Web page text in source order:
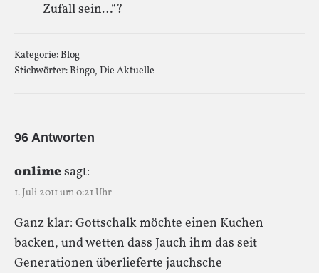
Zufall sein…“?
Kategorie:Blog
Stichwörter:Bingo, Die Aktuelle
96 Antworten
onlimesagt:
1. Juli 2011 um 0:21 Uhr
Ganz klar: Gottschalk möchte einen Kuchen
backen, und wetten dass Jauch ihm das seit
Generationen überlieferte jauchsche